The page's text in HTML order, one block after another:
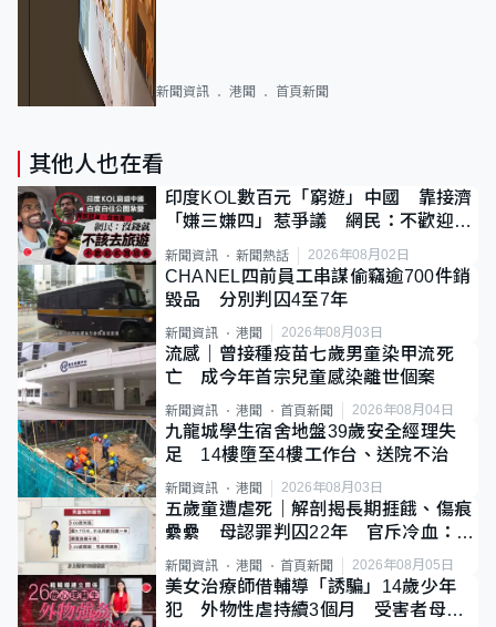
新聞資訊 港聞 首頁新聞
其他人也在看
印度KOL數百元「窮遊」中國 靠接濟
「嫌三嫌四」惹爭議 網民：不歡迎劣
質旅客
新聞資訊 新聞熱話 2026年08月02日
CHANEL四前員工串謀偷竊逾700件銷
毀品 分別判囚4至7年
新聞資訊 港聞 2026年08月03日
流感｜曾接種疫苗七歲男童染甲流死
亡 成今年首宗兒童感染離世個案
新聞資訊 港聞 首頁新聞 2026年08月04日
九龍城學生宿舍地盤39歲安全經理失
足 14樓墮至4樓工作台、送院不治
新聞資訊 港聞 2026年08月03日
五歲童遭虐死｜解剖揭長期捱餓、傷痕
纍纍 母認罪判囚22年 官斥冷血：同
類案最惡劣
新聞資訊 港聞 首頁新聞 2026年08月05日
美女治療師借輔導「誘騙」14歲少年
犯 外物性虐持續3個月 受害者母：